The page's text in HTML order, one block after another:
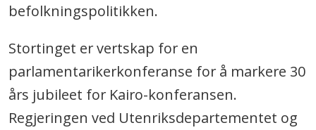
befolkningspolitikken.
Stortinget er vertskap for en
parlamentarikerkonferanse for å markere 30
års jubileet for Kairo-konferansen.
Regjeringen ved Utenriksdepartementet og